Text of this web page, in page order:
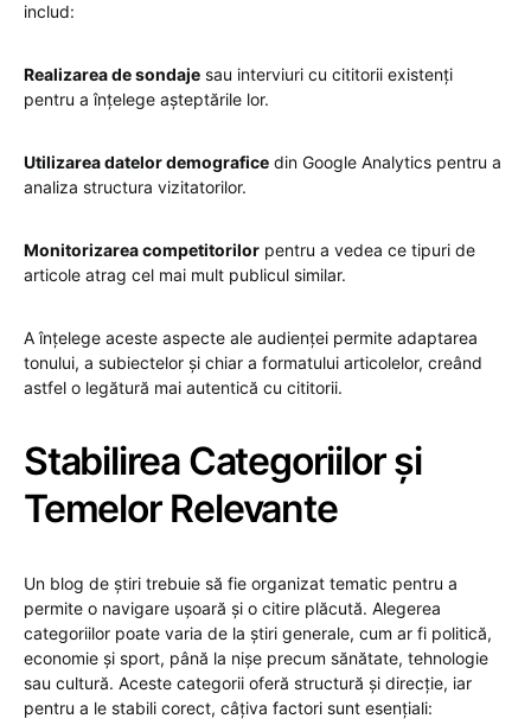
includ:
Realizarea de sondaje sau interviuri cu cititorii existenți
pentru a înțelege așteptările lor.
Utilizarea datelor demografice din Google Analytics pentru a
analiza structura vizitatorilor.
Monitorizarea competitorilor pentru a vedea ce tipuri de
articole atrag cel mai mult publicul similar.
A înțelege aceste aspecte ale audienței permite adaptarea
tonului, a subiectelor și chiar a formatului articolelor, creând
astfel o legătură mai autentică cu cititorii.
Stabilirea Categoriilor și
Temelor Relevante
Un blog de știri trebuie să fie organizat tematic pentru a
permite o navigare ușoară și o citire plăcută. Alegerea
categoriilor poate varia de la știri generale, cum ar fi politică,
economie și sport, până la nișe precum sănătate, tehnologie
sau cultură. Aceste categorii oferă structură și direcție, iar
pentru a le stabili corect, câțiva factori sunt esențiali: